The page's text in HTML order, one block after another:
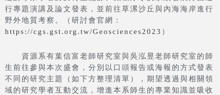
行專題演講及論文發表，並前往草漯沙丘與內海海岸進行
野外地質考察。（研討會官網：
https://cgs.gst.org.tw/Geosciences2023 ）
資源系有葉信富老師研究室與吳泓昱老師研究室的師
生前往參與本次盛會，分別以口頭報告或海報的方式發表
不同的研究主題（如下方整理清單），期望透過與相關領
域的研究學者互動交流，增進本系師生的專業知識並吸收